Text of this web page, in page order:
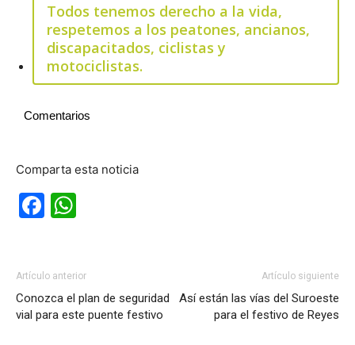
Todos tenemos derecho a la vida,
respetemos a los peatones, ancianos,
discapacitados, ciclistas y
motociclistas.
Comentarios
Comparta esta noticia
Facebook
Artículo anterior
Conozca el plan de seguridad
vial para este puente festivo
Artículo siguiente
Así están las vías del Suroeste
para el festivo de Reyes